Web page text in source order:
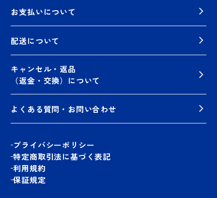
お支払いについて
配送について
キャンセル・返品
（返金・交換）について
よくある質問・お問い合わせ
プライバシーポリシー
特定商取引法に基づく表記
利用規約
保証規定